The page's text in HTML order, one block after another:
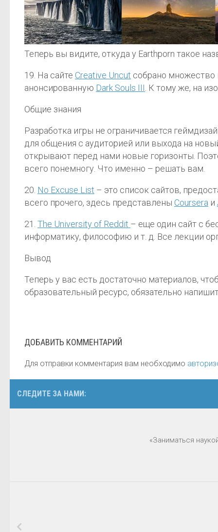
Теперь вы видите, откуда у Earthporn такое
19. На сайте Creative Uncut собрано
анонсированную Dark Souls III . К тому же, на
Общие знания
Разработка игры не ограничивается
для общения с аудиторией или выхода на
открывают перед нами новые горизонты.
всего понемногу. Что именно – решать вам.
20. No Excuse List – это список сайтов,
всего прочего, здесь представлены Coursera и
21. The University of Reddit – еще один сайт с
информатику, философию и т. д. Все лекции
Вывод
Теперь у вас есть достаточно материалов,
образовательный ресурс, обязательно
ДОБАВИТЬ КОММЕНТАРИЙ
Для отправки комментария вам необходимо
СЛЕДИТЕ ЗА НАМИ:
«Заниматься